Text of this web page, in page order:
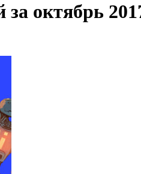
за октябрь